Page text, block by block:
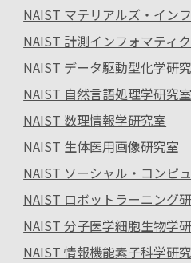
NAIST マテリアルズ・イン
NAIST 計測インフォマティ
NAIST データ駆動型化学研
NAIST 自然言語処理学研究室
NAIST 数理情報学研究室
NAIST 生体医用画像研究室
NAIST ソーシャル・コンピ
NAIST ロボットラーニング
NAIST 分子医学細胞生物学
NAIST 情報機能素子科学研